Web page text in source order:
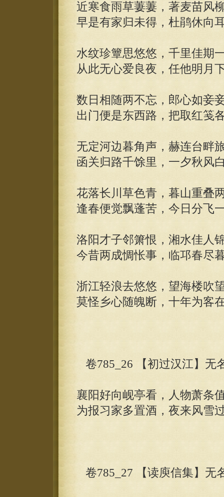
近寒食雨草萋萋，著麦苗风
早是有家归未得，杜鹃休向
水纹珍簟思悠悠，千里佳期
从此无心爱良夜，任他明月
数日相随两不忘，郎心如妾
出门便是东西路，把取红笺
无定河边暮角声，赫连台畔
函关归路千馀里，一夕秋风
花落长川草色青，暮山重叠
逢春便觉飘蓬苦，今日分飞
洛阳才子邻箫恨，湘水佳人
今昔两成惆怅事，临邛春尽
浙江轻浪去悠悠，望海楼吹
莫怪乡心随魄断，十年为客
卷785_26 【初过汉江】无
襄阳好向岘亭看，人物萧条
为报习家多置酒，夜来风雪
卷785_27 【读庾信集】无